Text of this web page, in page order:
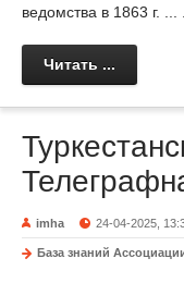
ведомства в 1863 г. ...
Читать ...
imha 24-04-2025,
База знаний